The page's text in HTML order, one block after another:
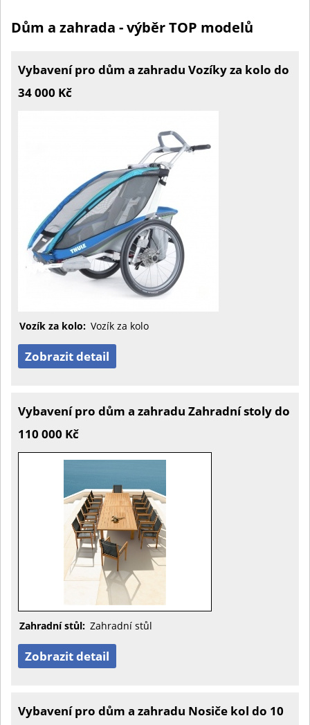
Dům a zahrada - výběr TOP modelů
Vybavení pro dům a zahradu Vozíky za kolo do
34 000 Kč
Vozík za kolo: Vozík za kolo
Zobrazit detail
Vybavení pro dům a zahradu Zahradní stoly do
110 000 Kč
Zahradní stůl: Zahradní stůl
Zobrazit detail
Vybavení pro dům a zahradu Nosiče kol do 10